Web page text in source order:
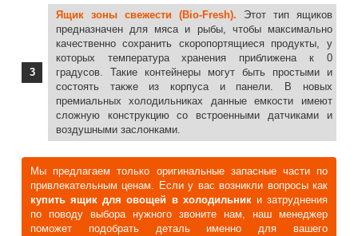
помогут найти/подобрать
необходимый ящик или панель ящика
для холодильника.
Ящик зоны свежести (Bio-Fresh). Этот тип ящиков
предназначен для мяса и рыбы, чтобы максимально
качественно сохранить скоропортящиеся продукты, у
которых температура хранения приближена к 0
градусов. Такие контейнеры могут быть простыми и
состоять также из корпуса и панели. В новых
премиальных холодильниках данные емкости имеют
сложную конструкцию со встроенными датчиками и
воздушными заслонками.
Мы предлагаем только оригинальные запасные части по
привлекательным ценам. Если у вас возникли вопросы как
купить ящик для овощей в холодильники затруднения
по поводу выбора нужного звоните нам, наш менеджер
поможет подобрать деталь именно для вашего